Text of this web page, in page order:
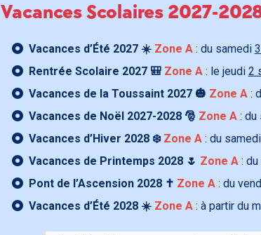
Vacances Scolaires 2027-
Vacances d’Été 2027 ☀️ Zone A: du samedi
Rentrée Scolaire 2027 🎒 Zone A: le jeudi 2
Vacances de la Toussaint 2027 🎃 Zone A:
Vacances de Noël 2027-2028 🎅 Zone A: du
Vacances d’Hiver 2028 ❄️ Zone A: du samedi
Vacances de Printemps 2028 🌷 Zone A: du
Pont de l’Ascension 2028 ✝️ Zone A: du
Vacances d’Été 2028 ☀️ Zone A: à partir du